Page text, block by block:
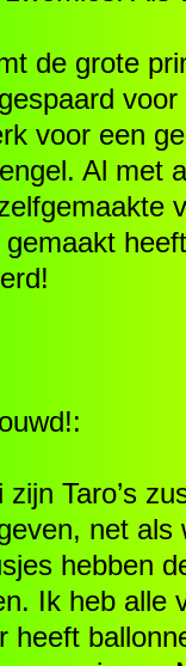
de grote
voor een
Al met
zijn Taro’s
net
hebben
Ik heb alle
heeft